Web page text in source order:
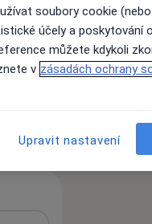
soubory cookie
účely a poskytování
můžete kdykoli
v zásadách ochrany
Upravit nastavení